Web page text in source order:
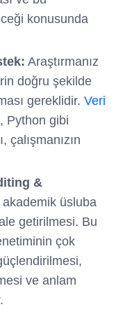
konusunda
Araştırmanız
doğru şekilde
gereklidir. Veri
Python gibi
çalışmanızın
&
akademik üsluba
getirilmesi. Bu
çok
ve anlam